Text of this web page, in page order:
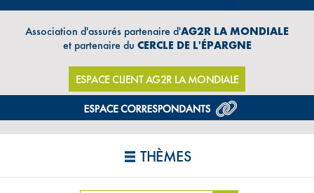
Association d'assurés partenaire d'AG2R LA MONDIALE
et partenaire du CERCLE DE L'ÉPARGNE
ESPACE CLIENT AG2R LA MONDIALE
THÈMES